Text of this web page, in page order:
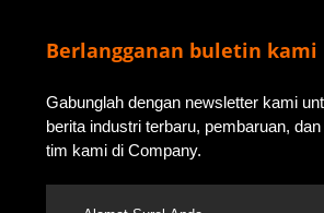
Berlangganan buletin kami
Gabunglah dengan newsletter kami
berita industri terbaru, pembaruan,
tim kami di Company.